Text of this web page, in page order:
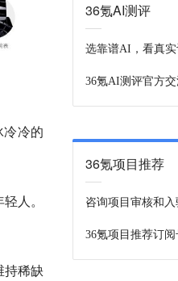
冷的
人。
持稀缺
36氪AI测评
选靠谱AI，看真实
36氪AI测评官方交
36氪项目推荐
咨询项目审核和入
36氪项目推荐订阅